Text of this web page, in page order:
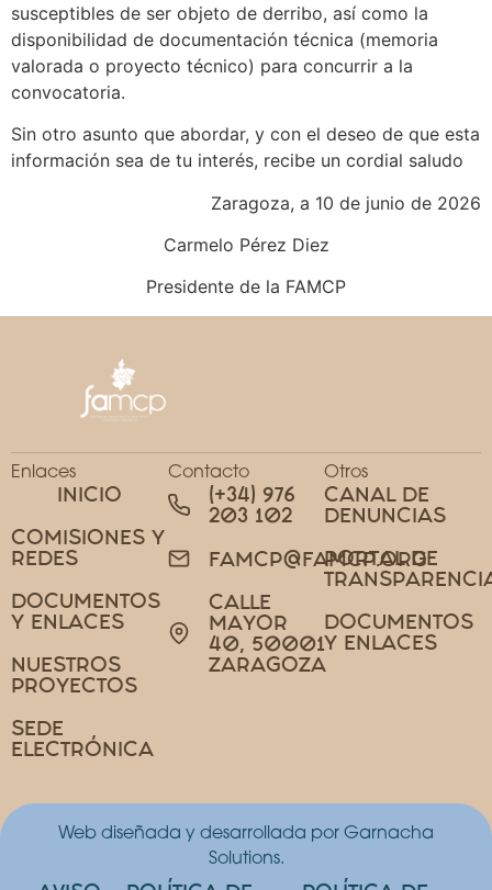
susceptibles de ser objeto de derribo, así como la
disponibilidad de documentación técnica (memoria
valorada o proyecto técnico) para concurrir a la
convocatoria.
Sin otro asunto que abordar, y con el deseo de que esta
información sea de tu interés, recibe un cordial saludo
Zaragoza, a 10 de junio de 2026
Carmelo Pérez Diez
Presidente de la FAMCP
Enlaces
INICIO
COMISIONES Y
REDES
DOCUMENTOS
Y ENLACES
NUESTROS
PROYECTOS
SEDE
ELECTRÓNICA
Contacto
(+34) 976
203 102
FAMCP@FAMCP.ORG
CALLE
MAYOR
40, 50001
ZARAGOZA
Otros
CANAL DE
DENUNCIAS
PORTAL DE
DOCUMENTOS
Y ENLACES
Web diseñada y desarrollada por Garnacha
Solutions.